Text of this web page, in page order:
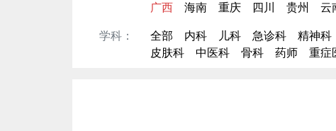
广西
海南 重庆 四川 贵州 云
学科：
全部 内科 儿科 急诊科 精神科
皮肤科
中医科 骨科 药师 重症